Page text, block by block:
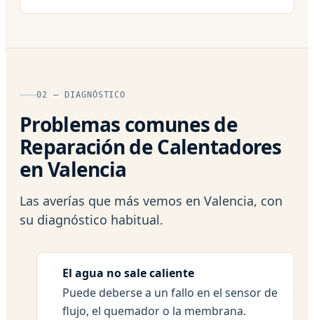
02 — DIAGNÓSTICO
Problemas comunes de
Reparación de Calentadores
en Valencia
Las averías que más vemos en Valencia, con
su diagnóstico habitual.
El agua no sale caliente
Puede deberse a un fallo en el sensor de
flujo, el quemador o la membrana.